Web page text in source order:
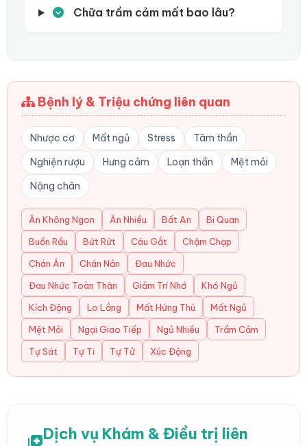
Chữa trầm cảm mất bao lâu?
Bệnh lý & Triệu chứng liên quan
Nhược cơ Mất ngủ Stress
Tâm thần
Nghiện rượu
Hưng cảm Loạn thần
Mệt mỏi
Nặng chân
Ăn Không Ngon Ăn Nhiều Bất An
Bi Quan
Buồn Rầu
Bứt Rứt Cáu Gắt
Chậm Chạp
Chán Ăn
Chán Nản
Đau Nhức
Đau Nhức Toàn Thân
Giảm Trí Nhớ
Khó Ngủ
Kích Động
Lo Lắng Mất Hứng Thú
Mất Ngủ
Mệt Mỏi
Ngại Giao Tiếp Ngủ Nhiều
Trầm Cảm
Tự Sát
Tự Ti Tự Tử Xúc Động
Dịch vụ Khám & Điều trị liên